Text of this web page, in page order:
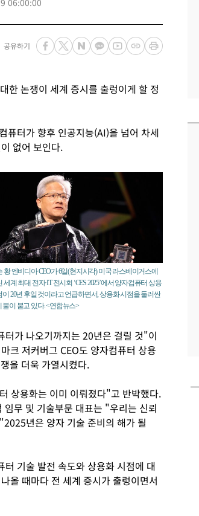
06:00:00
공유하기
한 논쟁이 세계 증시를 출렁이게 할 정
퓨터가 향후 인공지능(AI)을 넘어 차세
없어 보인다.
황 엔비디아 CEO가 6일(현지시각) 미국 라스베이거스에
세계 최대 전자·IT 전시회 ‘CES 2025’에서 양자컴퓨터 상용
이 20년 후일 것이라고 언급하면서, 상용화 시점을 둘러싼
불이 붙고 있다. <연합뉴스>
터가 나오기까지는 20년은 걸릴 것"이
크 저커버그 CEO도 양자컴퓨터 상용
을 더욱 가열시켰다.
상용화는 이미 이뤄졌다"고 반박했다.
무 및 기술부문 대표는 "우리는 신뢰
년은 양자 기술 준비의 해가 될
기술 발전 속도와 상용화 시점에 대
올 때마다 전 세계 증시가 출렁이면서